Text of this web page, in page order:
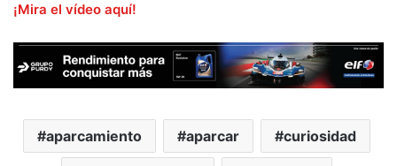
¡Mira el vídeo aquí!
aparcamiento aparcar curiosidad